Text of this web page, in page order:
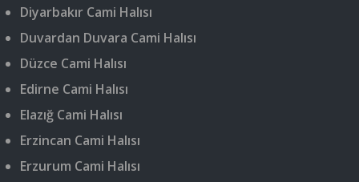
Diyarbakır Cami Halısı
Duvardan Duvara Cami Halısı
Düzce Cami Halısı
Edirne Cami Halısı
Elazığ Cami Halısı
Erzincan Cami Halısı
Erzurum Cami Halısı